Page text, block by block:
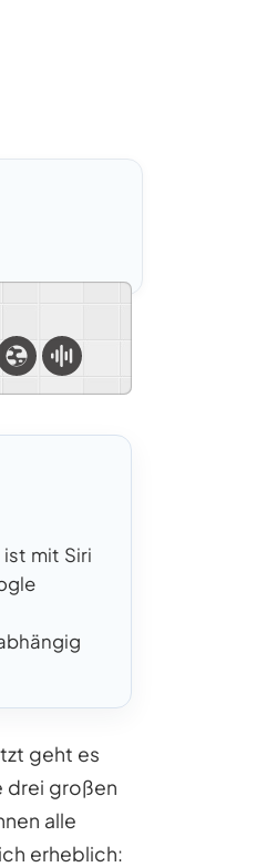
mit Siri
geht es
drei großen
alle
erheblich: